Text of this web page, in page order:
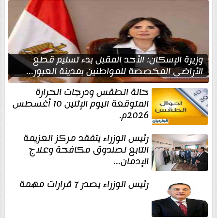
وزيرة الإسكان: الأحد المقبل بدء تسليم قطع
الأراضي المخصصة للمواطنين بمدينة العبور...
حالة الطقس ودرجات الحرارة
المتوقعة اليوم الإثنين 10 أغسطس
2026م.
رئيس الوزراء يتفقد مركز العزيمة
التابع لصندوق مكافحة وعلاج
الإدمان...
رئيس الوزراء يصدر 7 قرارات مهمة